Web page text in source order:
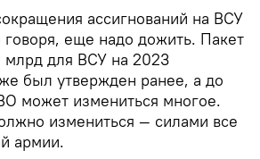
ассигнований на ВСУ
говоря, еще надо дожить. Пакет
для ВСУ на 2023
был утвержден ранее, а до
может измениться многое.
измениться — силами все
армии.